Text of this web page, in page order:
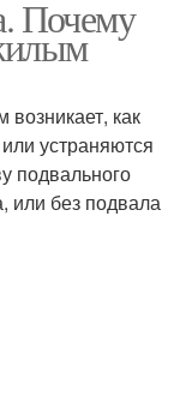
Почему
как
устраняются
подвального
или без подвала